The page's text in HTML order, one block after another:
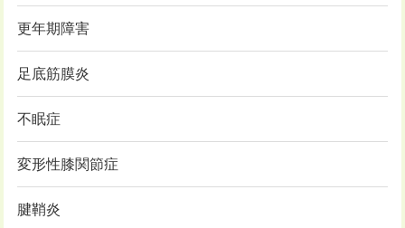
更年期障害
足底筋膜炎
不眠症
変形性膝関節症
腱鞘炎